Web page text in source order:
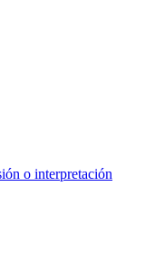
o interpretación